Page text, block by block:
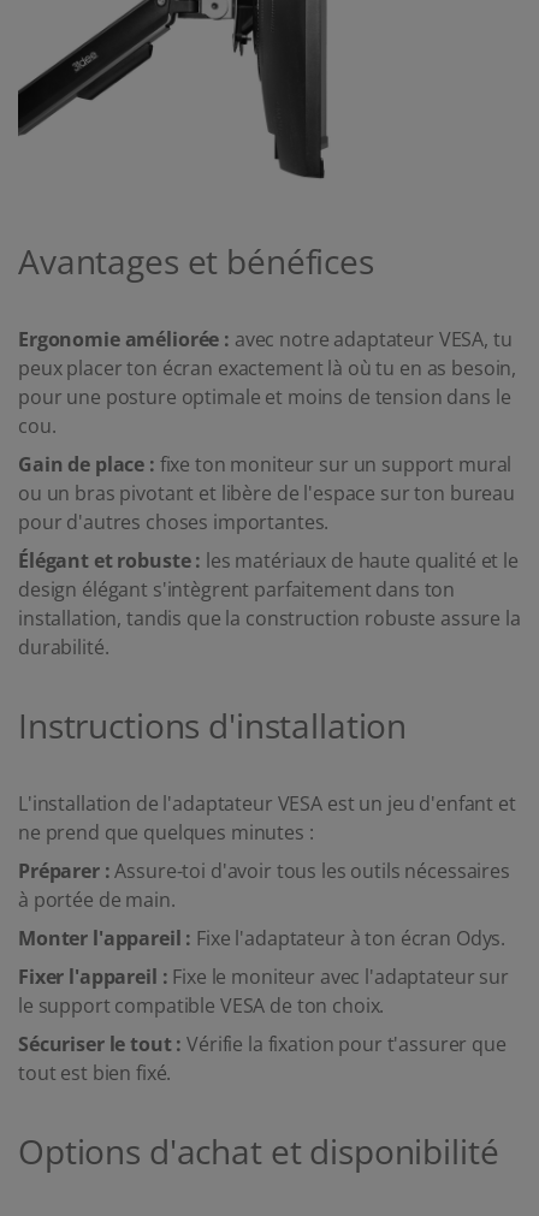
Avantages et bénéfices
Ergonomie améliorée : avec notre adaptateur VESA, tu
peux placer ton écran exactement là où tu en as besoin,
pour une posture optimale et moins de tension dans le
cou.
Gain de place : fixe ton moniteur sur un support mural
ou un bras pivotant et libère de l'espace sur ton bureau
pour d'autres choses importantes.
Élégant et robuste : les matériaux de haute qualité et le
design élégant s'intègrent parfaitement dans ton
installation, tandis que la construction robuste assure la
durabilité.
Instructions d'installation
L'installation de l'adaptateur VESA est un jeu d'enfant et
ne prend que quelques minutes :
Préparer :Assure-toi d'avoir tous les outils nécessaires
à portée de main.
Monter l'appareil : Fixe l'adaptateur à ton écran Odys.
Fixer l'appareil : Fixe le moniteur avec l'adaptateur sur
le support compatible VESA de ton choix.
Sécuriser le tout : Vérifie la fixation pour t'assurer que
tout est bien fixé.
Options d'achat et disponibilité